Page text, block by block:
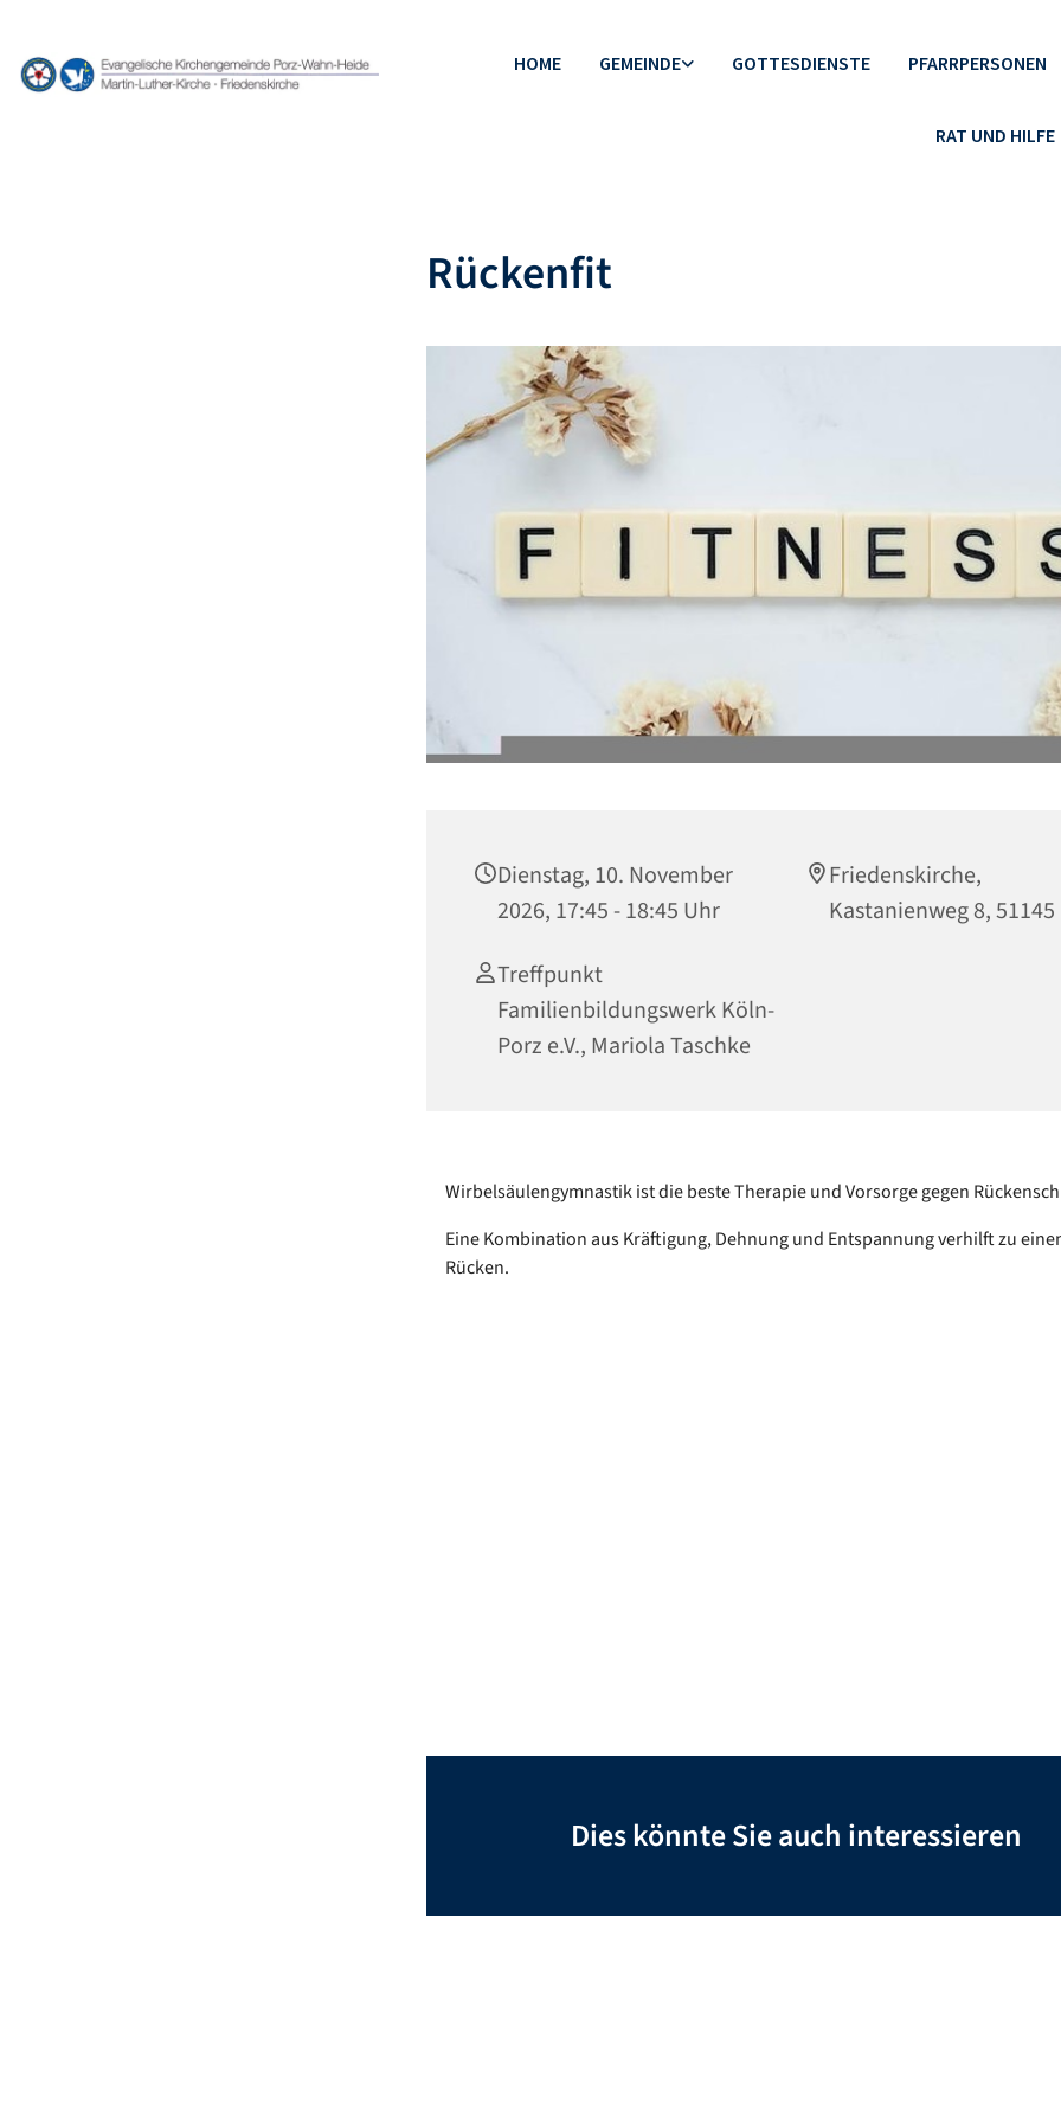
HOME GEMEINDE GOTTESDIENSTE PFARRPERSONEN
RAT UND HILFE
Rückenfit
Dienstag, 10. November
2026, 17:45 - 18:45 Uhr
Friedenskirche,
Kastanienweg 8,
Treffpunkt
Familienbildungswerk Köln-
Porz e.V., Mariola Taschke
Wirbelsäulengymnastik ist die beste Therapie und Vorsorge gegen
Eine Kombination aus Kräftigung, Dehnung und Entspannung verhilft zu
Rücken.
Dies könnte Sie auch interessieren